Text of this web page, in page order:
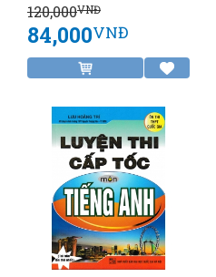
120,000VNĐ
84,000VNĐ